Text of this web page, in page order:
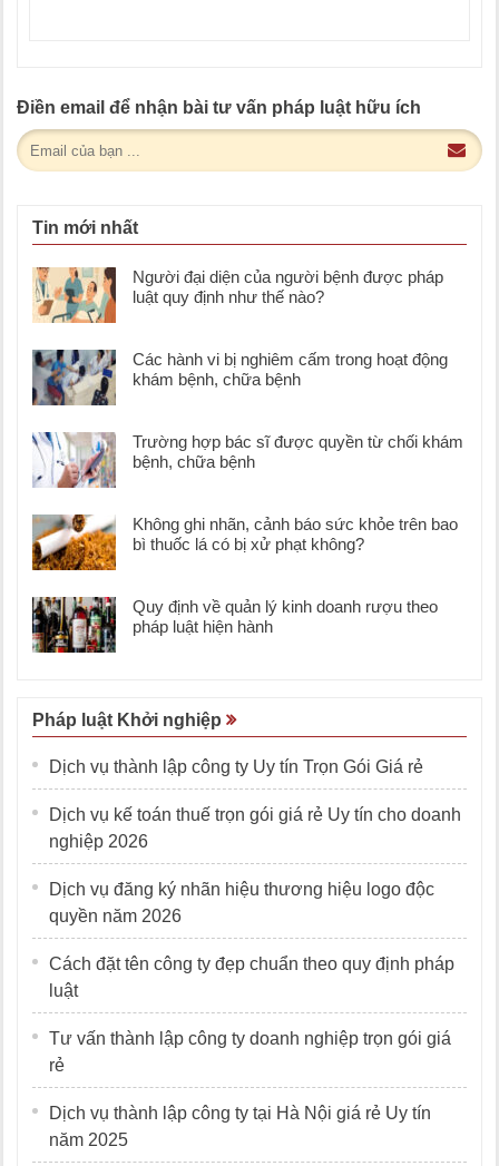
Điền email để nhận bài tư vấn pháp luật hữu ích
Tin mới nhất
Người đại diện của người bệnh được pháp
luật quy định như thế nào?
Các hành vi bị nghiêm cấm trong hoạt động
khám bệnh, chữa bệnh
Trường hợp bác sĩ được quyền từ chối khám
bệnh, chữa bệnh
Không ghi nhãn, cảnh báo sức khỏe trên bao
bì thuốc lá có bị xử phạt không?
Quy định về quản lý kinh doanh rượu theo
pháp luật hiện hành
Pháp luật Khởi nghiệp
Dịch vụ thành lập công ty Uy tín Trọn Gói Giá rẻ
Dịch vụ kế toán thuế trọn gói giá rẻ Uy tín cho doanh
nghiệp 2026
Dịch vụ đăng ký nhãn hiệu thương hiệu logo độc
quyền năm 2026
Cách đặt tên công ty đẹp chuẩn theo quy định pháp
luật
Tư vấn thành lập công ty doanh nghiệp trọn gói giá
rẻ
Dịch vụ thành lập công ty tại Hà Nội giá rẻ Uy tín
năm 2025